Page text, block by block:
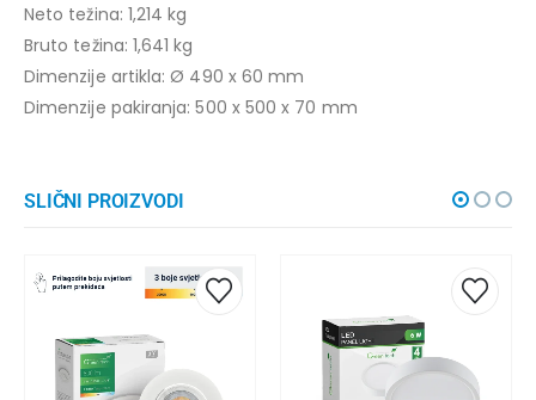
Neto težina: 1,214 kg
Bruto težina: 1,641 kg
Dimenzije artikla: Ø 490 x 60 mm
Dimenzije pakiranja: 500 x 500 x 70 mm
SLIČNI PROIZVODI